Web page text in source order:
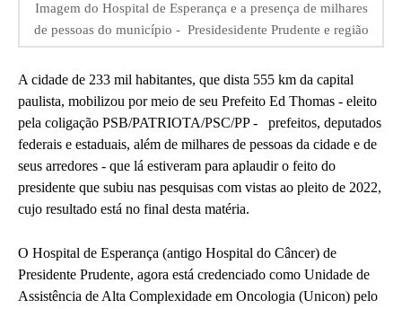
Imagem do Hospital de Esperança e a presença de milhares
de pessoas do município - Presidesidente Prudente e região
A cidade de 233 mil habitantes, que dista 555 km da capital
paulista, mobilizou por meio de seu Prefeito Ed Thomas - eleito
pela coligação PSB/PATRIOTA/PSC/PP - prefeitos, deputados
federais e estaduais, além de milhares de pessoas da cidade e de
seus arredores - que lá estiveram para aplaudir o feito do
presidente que subiu nas pesquisas com vistas ao pleito de 2022,
cujo resultado está no final desta matéria.
O Hospital de Esperança (antigo Hospital do Câncer) de
Presidente Prudente, agora está credenciado como Unidade de
Assistência de Alta Complexidade em Oncologia (Unicon) pelo